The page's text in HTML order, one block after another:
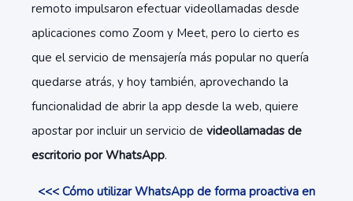
remoto impulsaron efectuar videollamadas desde
aplicaciones como Zoom y Meet, pero lo cierto es
que el servicio de mensajería más popular no quería
quedarse atrás, y hoy también, aprovechando la
funcionalidad de abrir la app desde la web, quiere
apostar por incluir un servicio de videollamadas de
escritorio por WhatsApp.
<<< Cómo utilizar WhatsApp de forma proactiva en